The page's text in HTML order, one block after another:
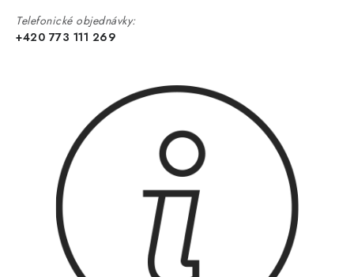
Telefonické objednávky:
+420 773 111 269